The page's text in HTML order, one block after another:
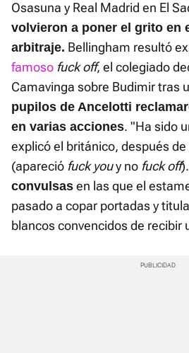
Osasuna y Real Madrid en El
volvieron a poner el grito en
arbitraje. Bellingham resultó
famoso fuck off, el colegiado
Camavinga sobre Budimir tras
pupilos de Ancelotti
en varias acciones. "Ha sido
explicó el británico, después
(apareció fuck youy no fuck off
convulsas en las que el
pasado a copar portadas y
blancos convencidos de recibir